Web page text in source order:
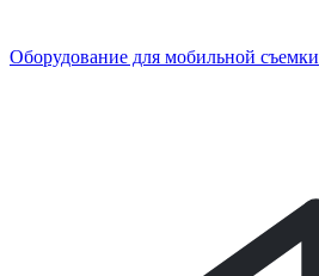
Оборудование для мобильной съемки